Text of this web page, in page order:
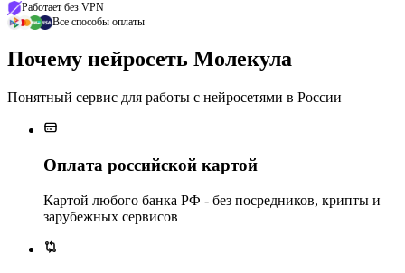
Работает без VPN
Все способы оплаты
Почему нейросеть Молекула
Понятный сервис для работы с нейросетями в России
Оплата российской картой
Картой любого банка РФ - без посредников, крипты и
зарубежных сервисов